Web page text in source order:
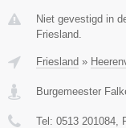
Niet gevestigd in
Friesland.
Friesland »
Burgemeester
Tel: 0513 201084,